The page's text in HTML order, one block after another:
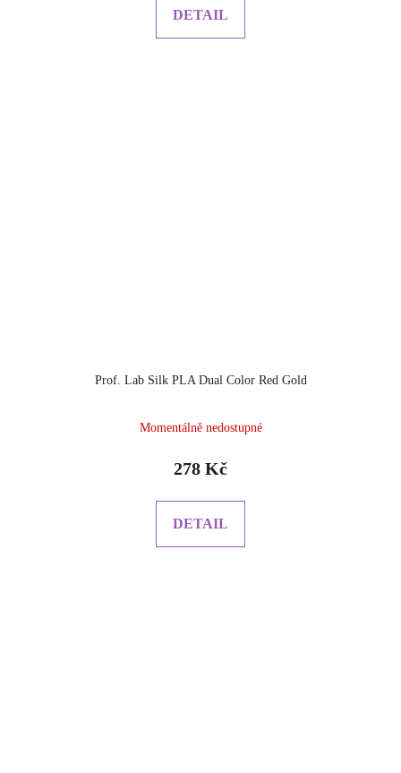
DETAIL
Prof. Lab Silk PLA Dual Color Red Gold
Momentálně nedostupné
278 Kč
DETAIL